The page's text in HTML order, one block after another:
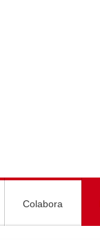
Colabora